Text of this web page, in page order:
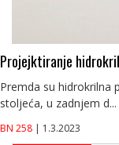
Projejktiranje
Premda su hidrokrilna
stoljeća, u zadnjem d...
BN 258 | 1.3.2023